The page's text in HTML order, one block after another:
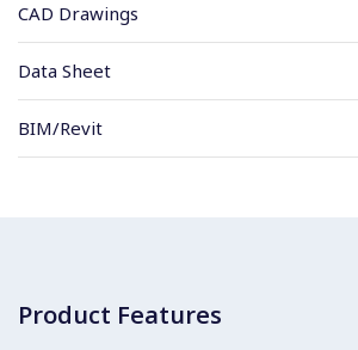
CAD Drawings
Data Sheet
BIM/Revit
Product Features